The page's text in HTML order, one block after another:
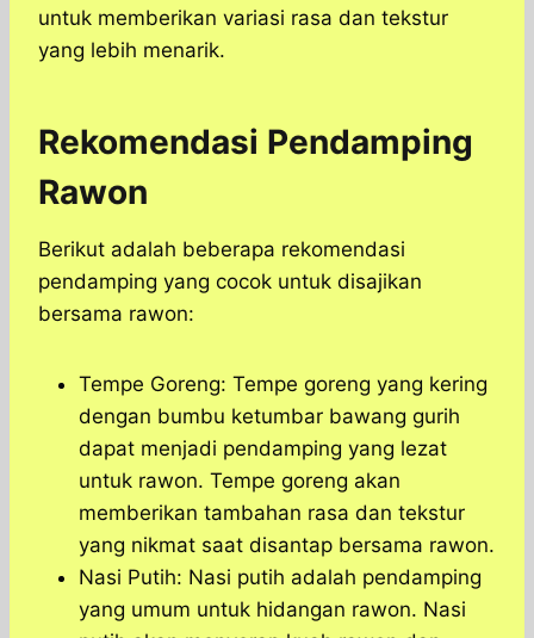
untuk memberikan variasi rasa dan tekstur
yang lebih menarik.
Rekomendasi Pendamping
Rawon
Berikut adalah beberapa rekomendasi
pendamping yang cocok untuk disajikan
bersama rawon:
Tempe Goreng: Tempe goreng yang kering
dengan bumbu ketumbar bawang gurih
dapat menjadi pendamping yang lezat
untuk rawon. Tempe goreng akan
memberikan tambahan rasa dan tekstur
yang nikmat saat disantap bersama rawon.
Nasi Putih: Nasi putih adalah pendamping
yang umum untuk hidangan rawon. Nasi